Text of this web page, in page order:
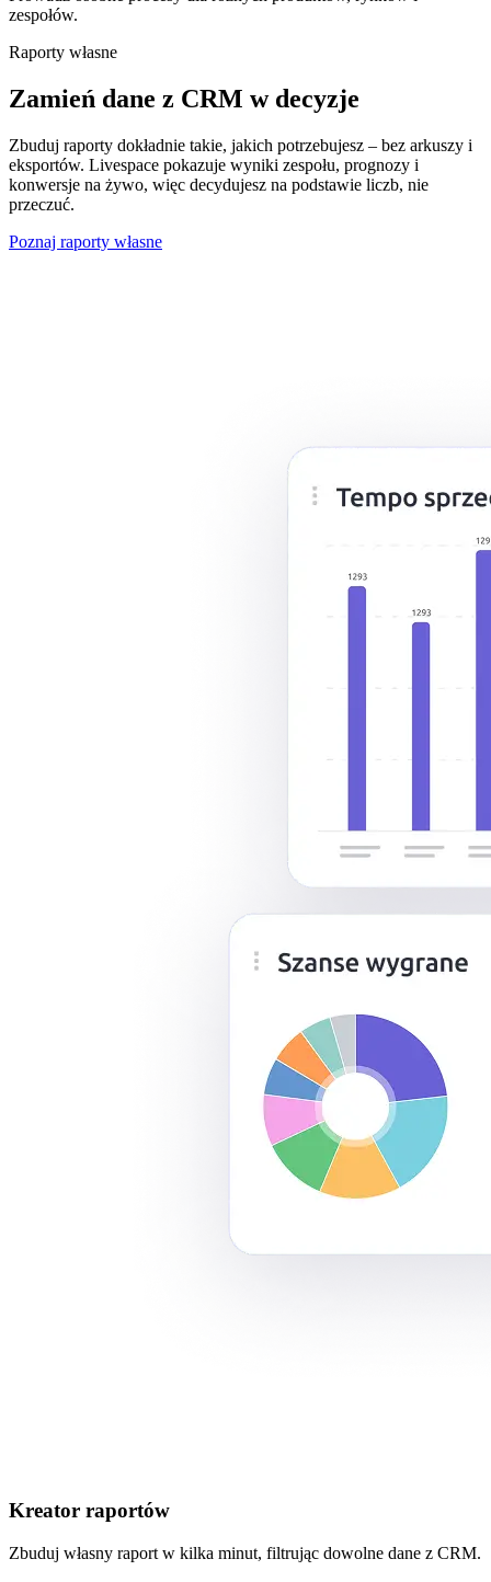
zespołów.
Raporty własne
Zamień dane z CRM w decyzje
Zbuduj raporty dokładnie takie, jakich potrzebujesz – bez arkuszy i
eksportów. Livespace pokazuje wyniki zespołu, prognozy i
konwersje na żywo, więc decydujesz na podstawie liczb, nie
przeczuć.
Poznaj raporty własne
Kreator raportów
Zbuduj własny raport w kilka minut, filtrując dowolne dane z CRM.